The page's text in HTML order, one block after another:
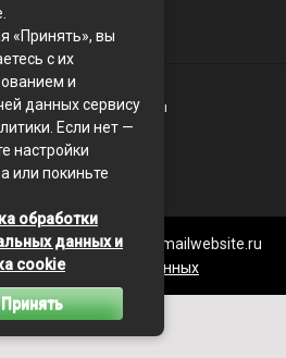
- Экономика и финансы
только с
на сайтBusinessMix
businessmix.ru@mailwebsite.ru
персональных данных
«Принять», вы
с их
и
данных сервису
Если нет —
настройки
или покиньте
обработки
данных и
cookie
Принять